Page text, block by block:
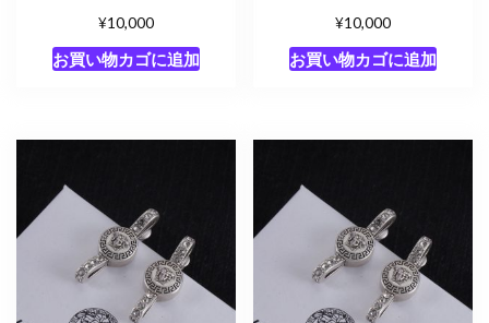
¥10,000
お買い物カゴに追加
¥10,000
お買い物カゴに追加